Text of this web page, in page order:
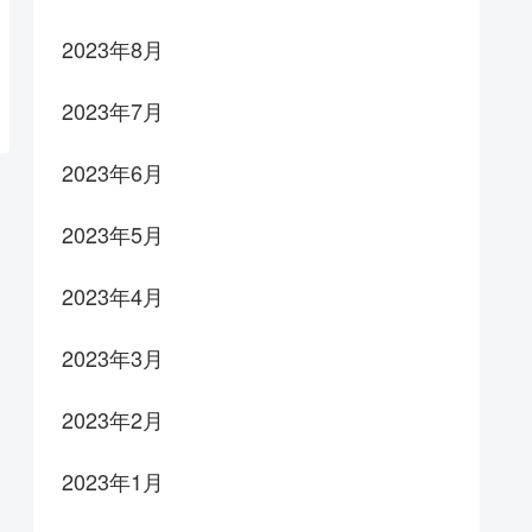
2023年8月
2023年7月
2023年6月
2023年5月
2023年4月
2023年3月
2023年2月
2023年1月